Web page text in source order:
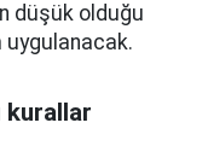
düşük olduğu
uygulanacak.
kurallar